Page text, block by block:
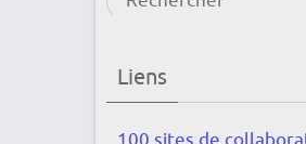
Liens